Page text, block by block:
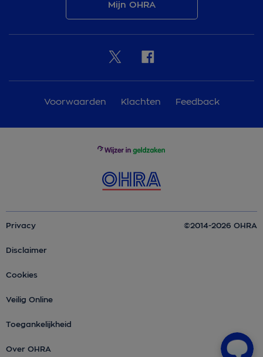
Mijn OHRA
Voorwaarden Klachten Feedback
Privacy
Disclaimer
Cookies
Veilig Online
Toegankelijkheid
Over OHRA
©2014-2026 OHRA